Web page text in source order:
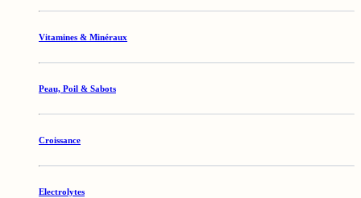
Vitamines & Minéraux
Peau, Poil & Sabots
Croissance
Electrolytes